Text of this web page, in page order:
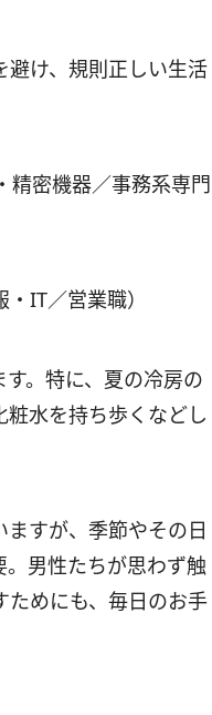
避け、規則正しい生活
精密機器／事務系専門
IT／営業職）
。特に、夏の冷房の
水を持ち歩くなどし
すが、季節やその日
男性たちが思わず触
ためにも、毎日のお手